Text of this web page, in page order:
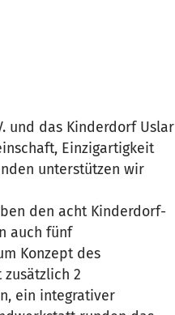
und das Kinderdorf Uslar
Einzigartigkeit
unterstützen wir
den acht Kinderdorf-
auch fünf
Konzept des
2
ein integrativer